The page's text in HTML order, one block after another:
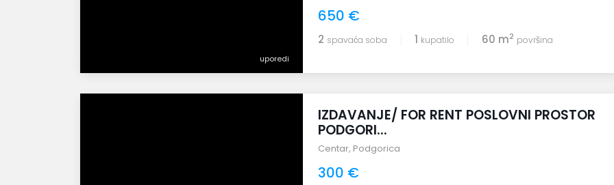
uporedi
650 €
2 spavaća soba 1 kupatilo 60 m2 površina
IZDAVANJE/ FOR RENT POSLOVNI PROSTOR
PODGORI...
Centar, Podgorica
300 €